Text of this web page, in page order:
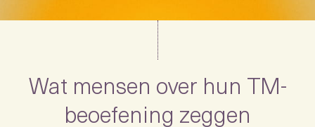
Wat mensen over hun TM-
beoefening zeggen